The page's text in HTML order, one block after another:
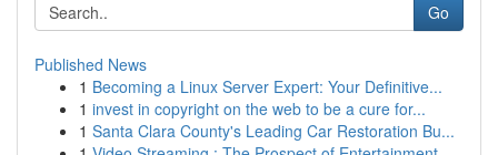
Go
Published News
1 Becoming a Linux Server Expert: Your Definitive...
1 invest in copyright on the web to be a cure for...
1 Santa Clara County's Leading Car Restoration Bu...